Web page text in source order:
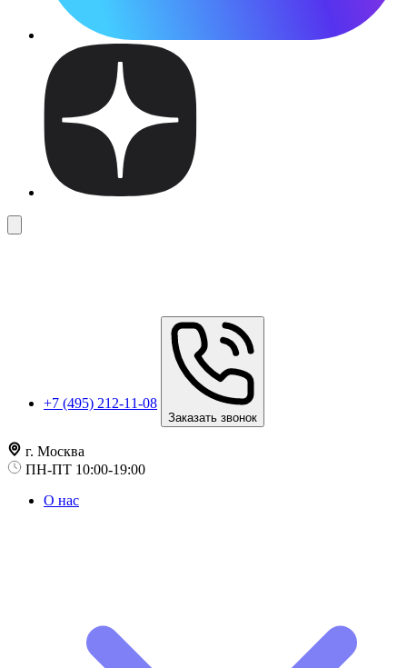
+7 (495) 212-11-08
Заказать звонок
г. Москва
ПН-ПТ 10:00-19:00
О нас